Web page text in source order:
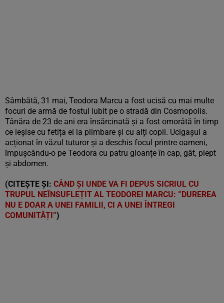
Sâmbătă, 31 mai, Teodora Marcu a fost ucisă cu mai multe
focuri de armă de fostul iubit pe o stradă din Cosmopolis.
Tânăra de 23 de ani era însărcinată și a fost omorâtă în timp
ce ieșise cu fetița ei la plimbare și cu alți copii. Ucigașul a
acționat în văzul tuturor și a deschis focul printre oameni,
împușcându-o pe Teodora cu patru gloanțe în cap, gât, piept
și abdomen.
(CITEȘTE ȘI: CÂND ȘI UNDE VA FI DEPUS SICRIUL CU
TRUPUL NEÎNSUFLEȚIT AL TEODOREI MARCU: ”DUREREA
NU E DOAR A UNEI FAMILII, CI A UNEI ÎNTREGI
COMUNITĂȚI”)